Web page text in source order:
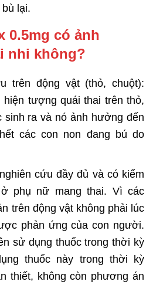
lại.
0.5mg có ảnh
nhi không?
trên động vật (thỏ, chuột):
hiện tượng quái thai trên thỏ,
ra và nó ảnh hưởng đến
các con non đang bú do
cứu đầy đủ và có kiểm
phụ nữ mang thai. Vì các
trên động vật không phải lúc
phản ứng của con người.
sử dụng thuốc trong thời kỳ
thuốc này trong thời kỳ
thiết, không còn phương án